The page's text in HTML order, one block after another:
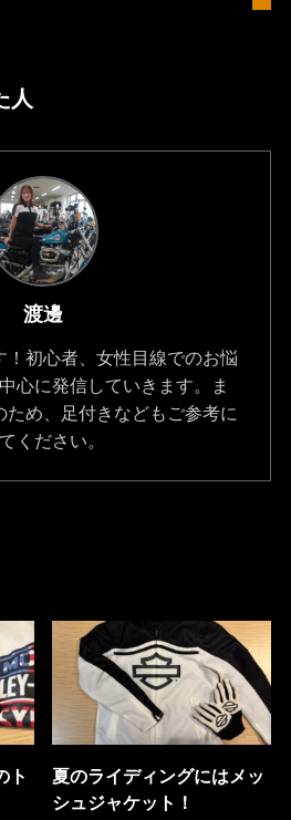
人
渡邊
！初心者、女性目線でのお悩
心に発信していきます。ま
ため、足付きなどもご参考に
ください。
ト
夏のライディングにはメッ
シュジャケット！